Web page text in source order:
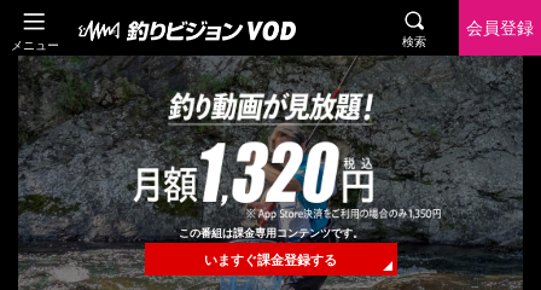
メニュー 検索
会員登録
この番組は課金専用コンテンツです。
いますぐ課金登録する